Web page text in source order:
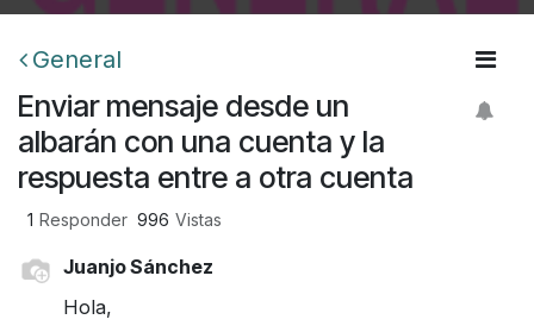
General
Enviar mensaje desde un
albarán con una cuenta y la
respuesta entre a otra cuenta
1 Responder 996 Vistas
Juanjo Sánchez
Hola,